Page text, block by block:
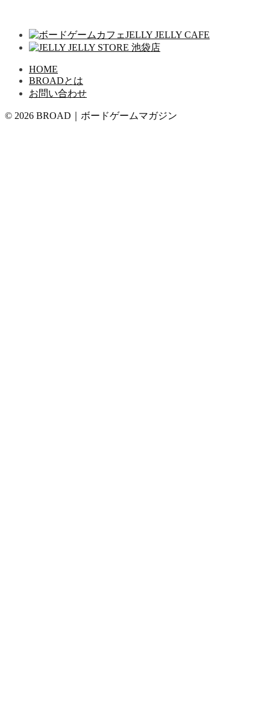
HOME
BROADとは
お問い合わせ
© 2026 BROAD｜ボードゲームマガジン